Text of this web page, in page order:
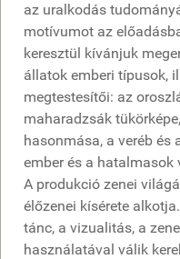
az uralkodás
motívumot az
keresztül kívánjuk
állatok emberi típusok,
megtestesítői: az
maharadzsák
hasonmása, a veréb és
ember és a hatalmasok
A produkció zenei
élőzenei kísérete
tánc, a vizualitás, a
használatával válik